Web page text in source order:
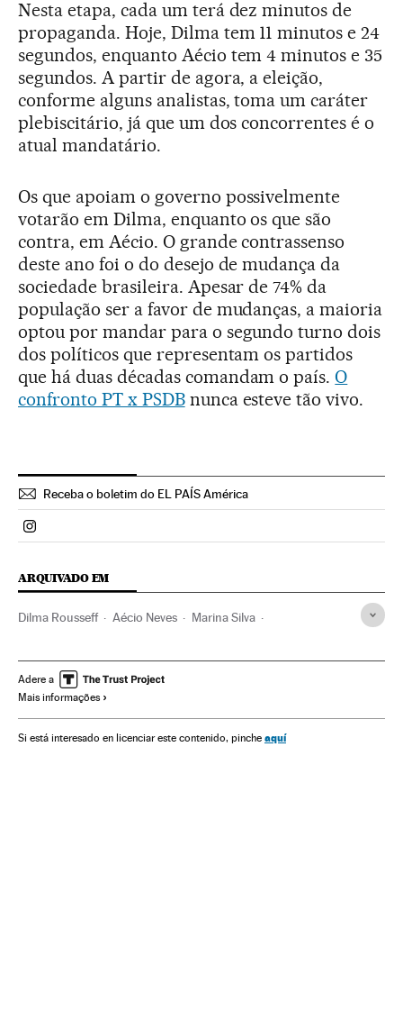
Nesta etapa, cada um terá dez minutos de
propaganda. Hoje, Dilma tem 11 minutos e 24
segundos, enquanto Aécio tem 4 minutos e 35
segundos. A partir de agora, a eleição,
conforme alguns analistas, toma um caráter
plebiscitário, já que um dos concorrentes é o
atual mandatário.
Os que apoiam o governo possivelmente
votarão em Dilma, enquanto os que são
contra, em Aécio. O grande contrassenso
deste ano foi o do desejo de mudança da
sociedade brasileira. Apesar de 74% da
população ser a favor de mudanças, a maioria
optou por mandar para o segundo turno dois
dos políticos que representam os partidos
que há duas décadas comandam o país. O
confronto PT x PSDBnunca esteve tão vivo.
Receba o boletim do EL PAÍS América
Politica El País Brasil en Instagram
ARQUIVADO EM
Dilma Rousseff Aécio Neves Marina Silva
Presidente Brasil Candidaturas políticas
Eleições presidenciais
Eleições Governo Brasil América do Sul
Adere a
Mais informações
Si está interesado en licenciar este contenido, pinche aquí